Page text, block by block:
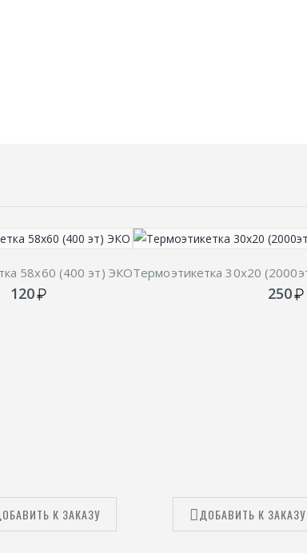
58х60 (400 эт) ЭКО
120
К ЗАКАЗУ
Термоэтикетка 30х20
250
ДОБАВИТЬ К ЗАКАЗУ